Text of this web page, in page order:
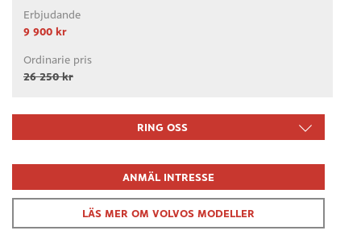
9 900 kr
26 250 kr
RING OSS
ANMÄL INTRESSE
LÄS MER OM VOLVOS MODELLER